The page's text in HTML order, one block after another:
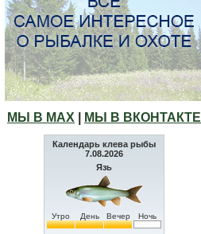
МЫ В МАХ МЫ В ВКОНТАКТЕ
Календарь клева рыбы
7.08.2026
Язь
Утро День Вечер Ночь